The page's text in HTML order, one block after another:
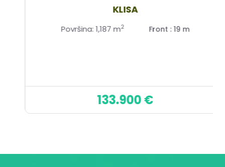
KLISA
Površina: 1,187 m2 Front : 19 m
133.900 €